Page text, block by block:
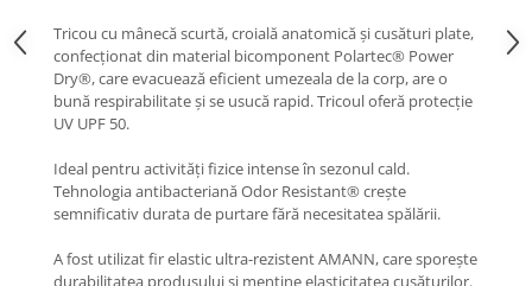
Tricou cu mânecă scurtă, croială anatomică și cusături plate,
confecționat din material bicomponent Polartec®️ Power
Dry®️, care evacuează eficient umezeala de la corp, are o
bună respirabilitate și se usucă rapid. Tricoul oferă protecție
UV UPF 50.
Ideal pentru activități fizice intense în sezonul cald.
Tehnologia antibacteriană Odor Resistant®️ crește
semnificativ durata de purtare fără necesitatea spălării.
A fost utilizat fir elastic ultra-rezistent AMANN, care sporește
durabilitatea produsului și menține elasticitatea cusăturilor.